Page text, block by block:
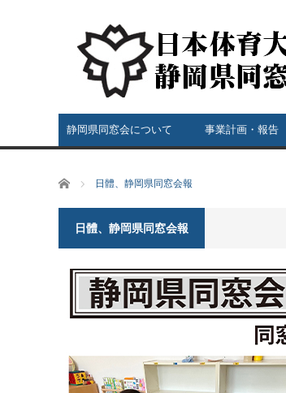
静岡県同窓会について 事業計画・報告
ホーム 日體、静岡県同窓会報
日體、静岡県同窓会報